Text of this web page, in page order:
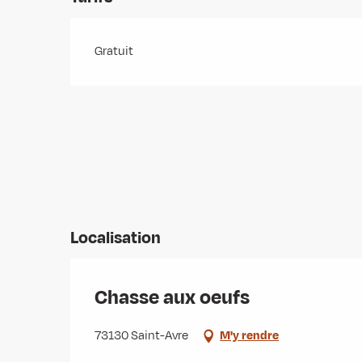
Gratuit
Localisation
Chasse aux oeufs
73130 Saint-Avre M'y rendre